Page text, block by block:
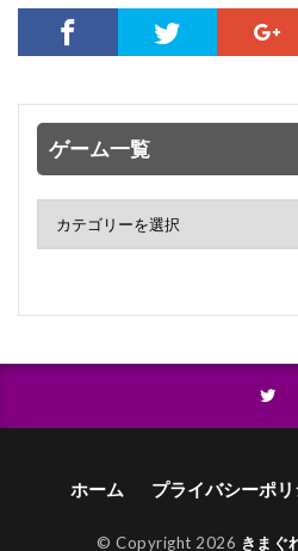
ゲーム一覧
ホーム プライバシーポ
© Copyright 2026 きまぐ